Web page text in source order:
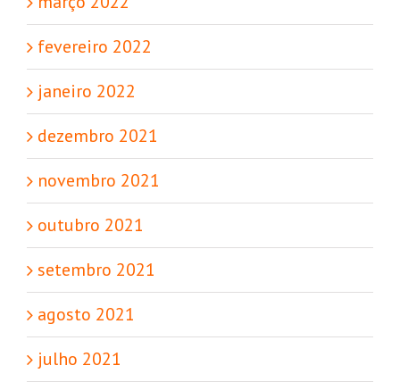
fevereiro 2022
janeiro 2022
dezembro 2021
novembro 2021
outubro 2021
setembro 2021
agosto 2021
julho 2021